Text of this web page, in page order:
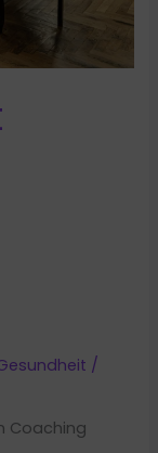
/
Coaching